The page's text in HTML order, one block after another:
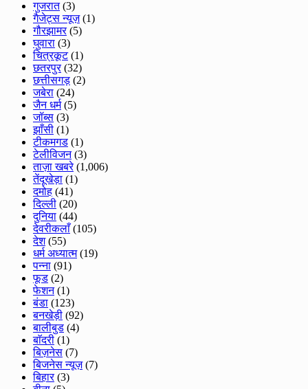
गुजरात(3)
गैजेट्स न्यूज़(1)
गौरझामर(5)
घुवारा (3)
चित्रकूट(1)
छतरपुर(32)
छत्तीसगड़ (2)
जबेरा (24)
जैन धर्म(5)
जॉब्स (3)
झाँसी (1)
टीकमगड (1)
टेलीविजन(3)
ताज़ा खबरे(1,006)
तेंदूखेड़ा (1)
दमोह (41)
दिल्ली (20)
दुनिया (44)
देवरीकलाँ(105)
देश(55)
धर्म अध्यात्म(19)
पन्ना (91)
फूड (2)
फेशन(1)
बंडा (123)
बनखेड़ी (92)
बालीबुड (4)
बाॅदरी (1)
बिज़नेस (7)
बिजनेस न्यूज़(7)
बिहार(3)